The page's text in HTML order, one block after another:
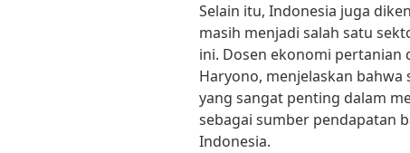
Selain itu, Indonesia juga
masih menjadi salah satu
ini. Dosen ekonomi pertanian
Haryono, menjelaskan
yang sangat penting dalam
sebagai sumber pendapatan
Indonesia.